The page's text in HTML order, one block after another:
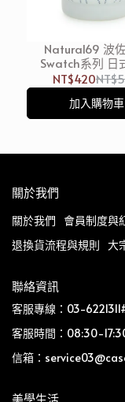
Natural69 波
Swatch系列 日
11.5cm 250ml 飛
NT$420
加入購物車
關於我們
關於我們 會員制度與
退換貨流程與規則 大
聯絡資訊
客服專線：03-
客服時間：08:30-
信箱：
美學生活